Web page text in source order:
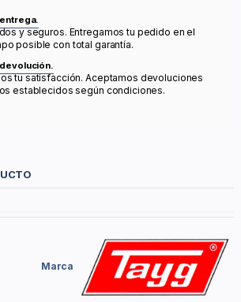
y seguros. Entregamos tu pedido en el
posible con total garantía.
tu satisfacción. Aceptamos devoluciones
establecidos según condiciones.
Marca